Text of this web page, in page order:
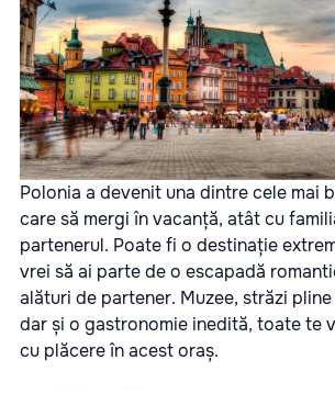
Polonia a devenit una dintre cele mai
care să mergi în vacanță, atât cu
partenerul. Poate fi o destinație
vrei să ai parte de o escapadă
alături de partener. Muzee, străzi
dar și o gastronomie inedită, toate te
cu plăcere în acest oraș.